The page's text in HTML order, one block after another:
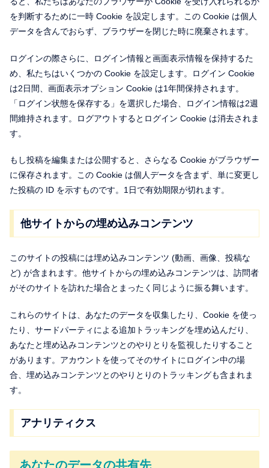
を判断するために一時 Cookie を設定します。この Cookie は個人
データを含んでおらず、ブラウザーを閉じた時に廃棄されます。
ログインの際さらに、ログイン情報と画面表示情報を保持するた
め、私たちはいくつかの Cookie を設定します。ログイン Cookie
は2日間、画面表示オプション Cookie は1年間保持されます。
「ログイン状態を保存する」を選択した場合、ログイン情報は2週
間維持されます。ログアウトするとログイン Cookie は消去されま
す。
もし投稿を編集または公開すると、さらなる Cookie がブラウザー
に保存されます。この Cookie は個人データを含まず、単に変更し
た投稿の ID を示すものです。1日で有効期限が切れます。
他サイトからの埋め込みコンテンツ
このサイトの投稿には埋め込みコンテンツ (動画、画像、投稿な
ど) が含まれます。他サイトからの埋め込みコンテンツは、訪問者
がそのサイトを訪れた場合とまったく同じように振る舞います。
これらのサイトは、あなたのデータを収集したり、Cookie を使っ
たり、サードパーティによる追加トラッキングを埋め込んだり、
あなたと埋め込みコンテンツとのやりとりを監視したりすること
があります。アカウントを使ってそのサイトにログイン中の場
合、埋め込みコンテンツとのやりとりのトラッキングも含まれま
す。
アナリティクス
あなたのデータの共有先